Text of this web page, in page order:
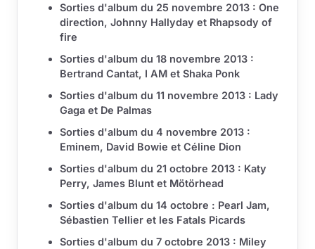
Sorties d'album du 25 novembre 2013 : One
direction, Johnny Hallyday et Rhapsody of
fire
Sorties d'album du 18 novembre 2013 :
Bertrand Cantat, I AM et Shaka Ponk
Sorties d'album du 11 novembre 2013 : Lady
Gaga et De Palmas
Sorties d'album du 4 novembre 2013 :
Eminem, David Bowie et Céline Dion
Sorties d'album du 21 octobre 2013 : Katy
Perry, James Blunt et Mötörhead
Sorties d'album du 14 octobre : Pearl Jam,
Sébastien Tellier et les Fatals Picards
Sorties d'album du 7 octobre 2013 : Miley